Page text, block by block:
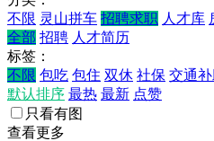
不限 灵山拼车 招聘求职 人才库
全部 招聘 人才简历
标签：
不限 包吃 包住 双休 社保 交通
默认排序 最热 最新 点赞
只看有图
查看更多